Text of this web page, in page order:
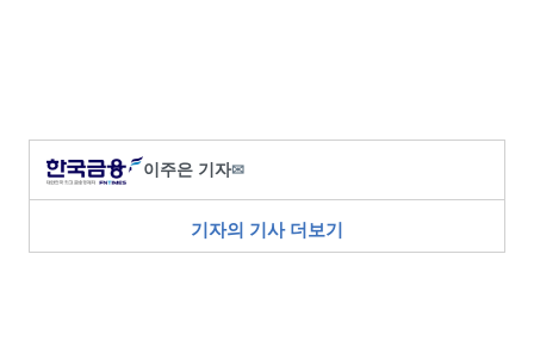
이주은 기자✉
기자의 기사 더보기